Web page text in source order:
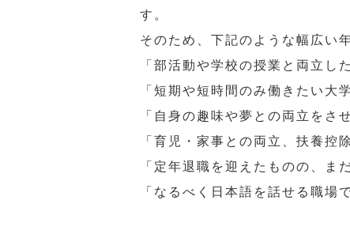
す。
そのため、下記のような幅広い
「部活動や学校の授業と両立し
「短期や短時間のみ働きたい大
「自身の趣味や夢との両立をさ
「育児・家事との両立、扶養控
「定年退職を迎えたものの、ま
「なるべく日本語を話せる職場